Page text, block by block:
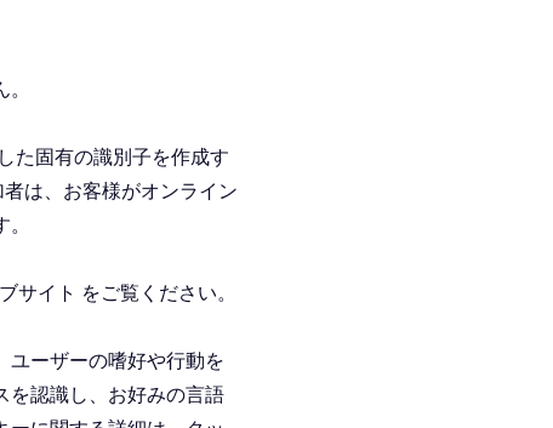
た固有の識別子を作成す
は、お客様がオンライン
サイト をご覧ください。
ユーザーの嗜好や行動を
を認識し、お好みの言語